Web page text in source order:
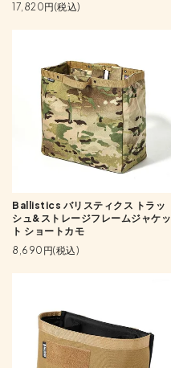
17,820円(税込)
Ballistics バリスティクス トラッ
シュ&ストレージフレームジャケッ
ト ショートカモ
8,690円(税込)